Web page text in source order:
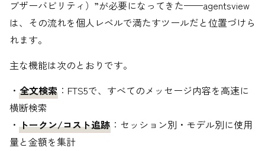
ブザーバビリティ）”が必要になってきた——agentsview
は、その流れを個人レベルで満たすツールだと位置づけら
れます。
主な機能は次のとおりです。
・ 全文検索 ：FTS5で、すべてのメッセージ内容を高速に
横断検索
・ トークン/コスト追跡 ：セッション別・モデル別に使用
量と金額を集計